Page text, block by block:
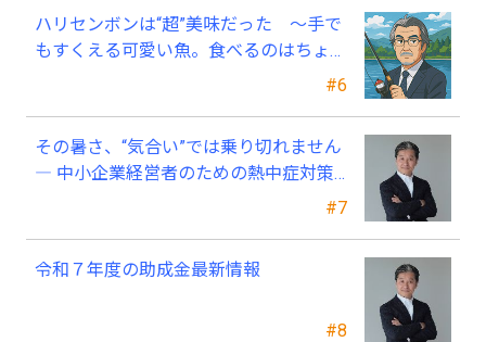
#6
ハリセンボンは“超”美味だった ～手で
もすくえる可愛い魚。食べるのはちょっ
#7
その暑さ、“気合い”では乗り切れません
― 中小企業経営者のための熱中症対策
#8
令和７年度の助成金最新情報